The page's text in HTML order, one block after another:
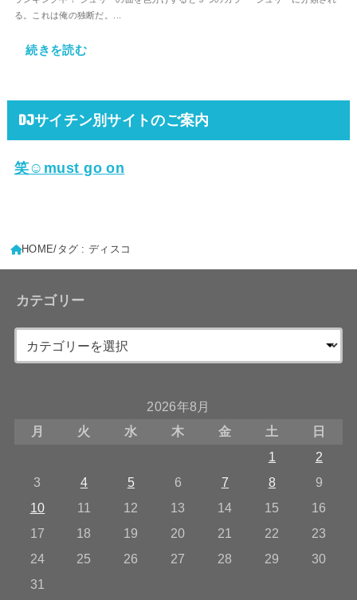
る。これは俺の独断だ。...
続きを読む
DJサイチン別サイトのご案内
笑☺must go on
HOME タグ : ディスコ
カテゴリー
2026年8月
月
火 水 木 金 土
日
1
2
3
4 5 6 7 8
9
10
11 12 13 14 15
16
17
18 19 20 21 22
23
24
25 26 27 28 29
30
31